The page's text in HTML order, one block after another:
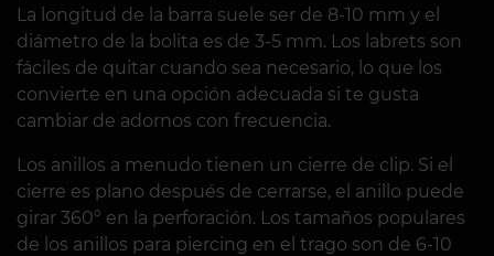
La longitud de la barra suele ser de 8-10 mm y el
diámetro de la bolita es de 3-5 mm. Los labrets son
fáciles de quitar cuando sea necesario, lo que los
convierte en una opción adecuada si te gusta
cambiar de adornos con frecuencia.
Los anillos a menudo tienen un cierre de clip. Si el
cierre es plano después de cerrarse, el anillo puede
girar 360° en la perforación. Los tamaños populares
de los anillos para piercing en el trago son de 6-10